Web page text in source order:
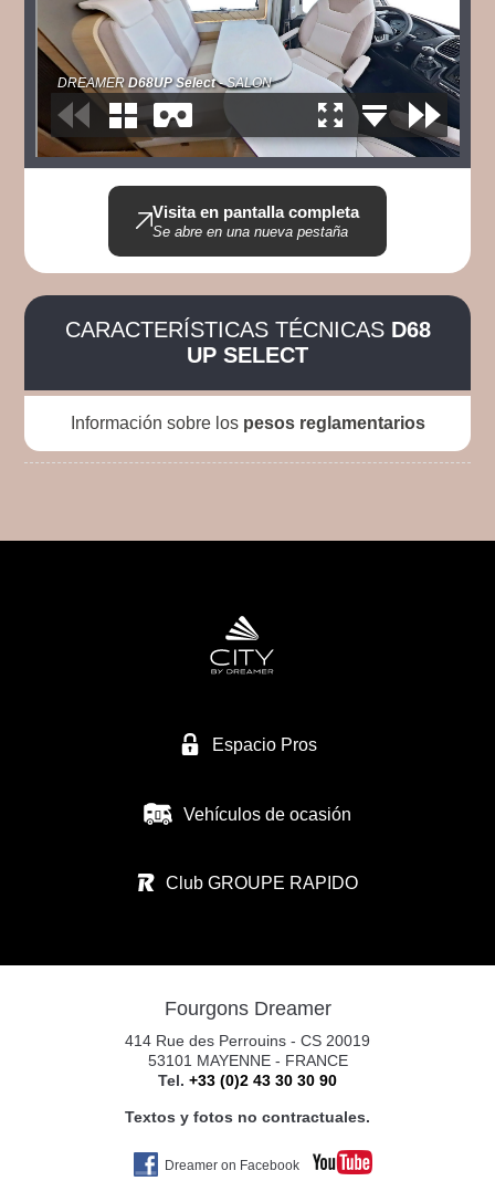
Visita en pantalla completa
Se abre en una nueva pestaña
CARACTERÍSTICAS TÉCNICAS D68
UP SELECT
Información sobre los pesos reglamentarios
Espacio Pros
Vehículos de ocasión
Club GROUPE RAPIDO
Fourgons Dreamer
414 Rue des Perrouins - CS 20019
53101 MAYENNE - FRANCE
Tel. +33 (0)2 43 30 30 90
Textos y fotos no contractuales.
Dreamer on Facebook